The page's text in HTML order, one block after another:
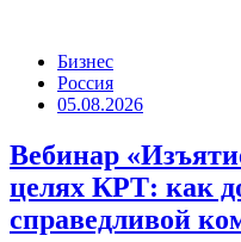
Бизнес
Россия
05.08.2026
Вебинар
целях КРТ: как
справедливой